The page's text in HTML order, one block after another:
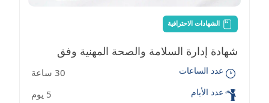
الشهادات الاحترافية
شهادة إدارة السلامة والصحة المهنية وفق
معايير OSHA
عدد الساعات 30 ساعة
عدد الأيام 5 يوم